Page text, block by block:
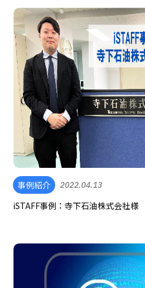
事例紹介 2022.04.13
iSTAFF事例：寺下石油株式会社様